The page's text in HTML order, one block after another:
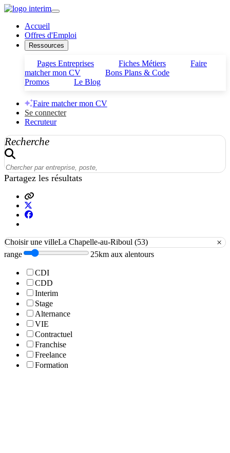
Accueil
Offres d'Emploi
Ressources
Pages Entreprises Fiches Métiers
Faire
matcher mon CV
Bons Plans & Code
Promos
Le Blog
Faire matcher mon CV
Se connecter
Recruteur
Recherche
Partagez les résultats
Choisir une villeLa Chapelle-au-Riboul (53) ×
range 25km aux alentours
CDI
CDD
Interim
Stage
Alternance
VIE
Contractuel
Franchise
Freelance
Formation